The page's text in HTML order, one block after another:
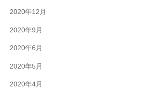
2020年12月
2020年9月
2020年6月
2020年5月
2020年4月